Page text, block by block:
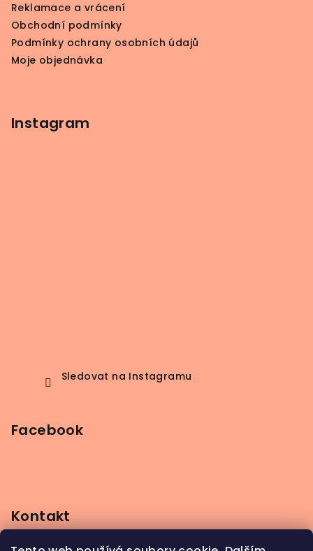
Reklamace a vrácení
Obchodní podmínky
Podmínky ochrany osobních údajů
Moje objednávka
Instagram
Sledovat na Instagramu
Facebook
Kontakt